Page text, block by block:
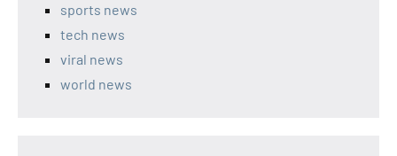
sports news
tech news
viral news
world news